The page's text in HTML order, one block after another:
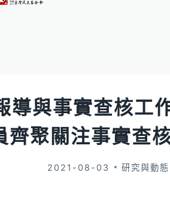
導與事實查核工
齊聚關注事實查
2021-08-03 研究與動態